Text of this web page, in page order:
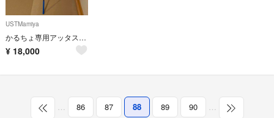
USTMamiya
かるちょ専用アッタスキング 5sx pingスリーブ
¥ 18,000
… 86 87 88 89 90 …